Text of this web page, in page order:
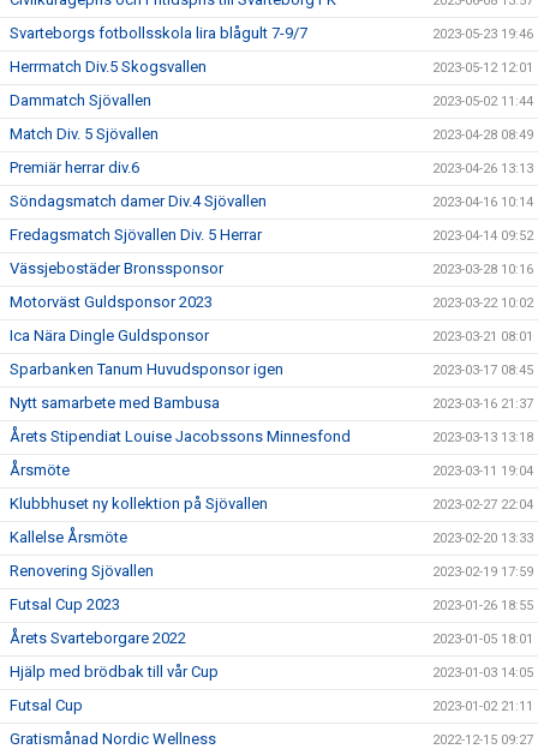
Svarteborgs fotbollsskola lira blågult 7-9/7 2023-05-23 19:46
Herrmatch Div.5 Skogsvallen 2023-05-12 12:01
Dammatch Sjövallen 2023-05-02 11:44
Match Div. 5 Sjövallen 2023-04-28 08:49
Premiär herrar div.6 2023-04-26 13:13
Söndagsmatch damer Div.4 Sjövallen 2023-04-16 10:14
Fredagsmatch Sjövallen Div. 5 Herrar 2023-04-14 09:52
Vässjebostäder Bronssponsor 2023-03-28 10:16
Motorväst Guldsponsor 2023 2023-03-22 10:02
Ica Nära Dingle Guldsponsor 2023-03-21 08:01
Sparbanken Tanum Huvudsponsor igen 2023-03-17 08:45
Nytt samarbete med Bambusa 2023-03-16 21:37
Årets Stipendiat Louise Jacobssons Minnesfond 2023-03-13 13:18
Årsmöte 2023-03-11 19:04
Klubbhuset ny kollektion på Sjövallen 2023-02-27 22:04
Kallelse Årsmöte 2023-02-20 13:33
Renovering Sjövallen 2023-02-19 17:59
Futsal Cup 2023 2023-01-26 18:55
Årets Svarteborgare 2022 2023-01-05 18:01
Hjälp med brödbak till vår Cup 2023-01-03 14:05
Futsal Cup 2023-01-02 21:11
Gratismånad Nordic Wellness 2022-12-15 09:27